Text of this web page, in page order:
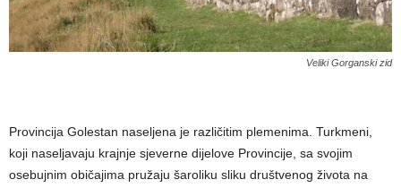
Veliki Gorganski zid
Provincija Golestan naseljena je različitim plemenima. Turkmeni,
koji naseljavaju krajnje sjeverne dijelove Provincije, sa svojim
osebujnim običajima pružaju šaroliku sliku društvenog života na